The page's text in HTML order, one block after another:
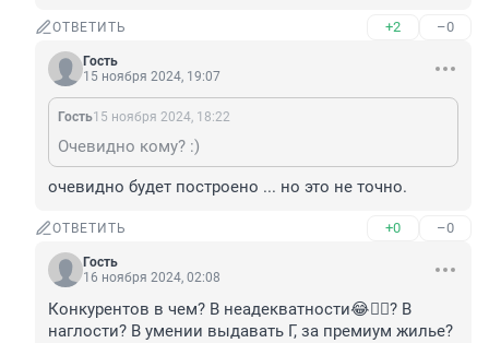
ОТВЕТИТЬ +2 –0
Гость
15 ноября 2024, 19:07
Гость15 ноября 2024, 18:22
Очевидно кому? :)
очевидно будет построено ... но это не точно.
ОТВЕТИТЬ +0 –0
Гость
16 ноября 2024, 02:08
Конкурентов в чем? В неадекватности😂🤦‍♂️? В
наглости? В умении выдавать Г, за премиум жилье?